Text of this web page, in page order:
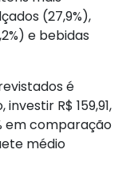
(27,9%),
e bebidas
é
R$ 159,91,
em comparação
médio